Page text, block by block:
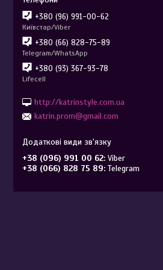
+380 (96) 991-00-62
Київстар/Viber
+380 (66) 828-75-89
Telegram/WhatsApp
+380 (93) 367-93-78
Lifecell
http://katrinstyle.com.ua
katrin.prom@gmail.com
+38 (096) 991 00 62 Viber
+38 (066) 828 75 89 Telegram